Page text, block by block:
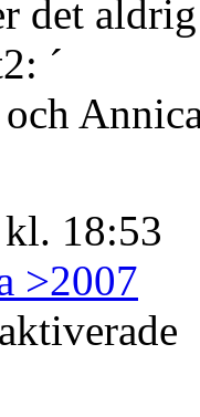
det
´
18:53
>2007